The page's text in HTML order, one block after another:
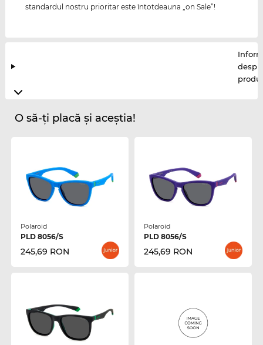
standardul nostru prioritar este întotdeauna „on Sale”!
O să-ți placă și aceștia!
Polaroid
PLD 8056/S
245,69 RON
Polaroid
PLD 8056/S
245,69 RON